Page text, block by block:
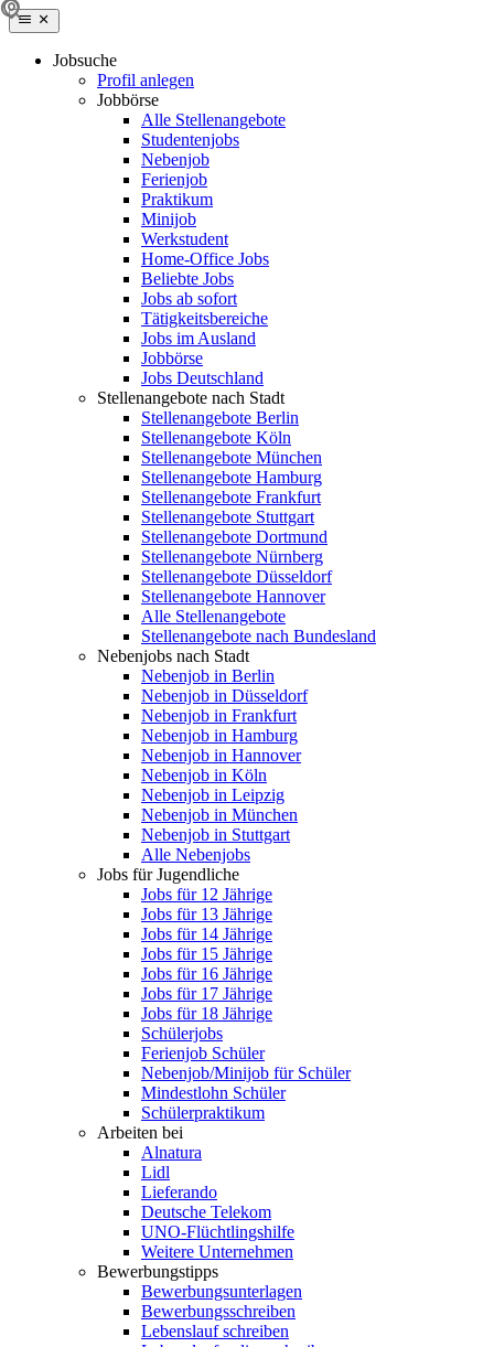
Jobsuche
Profil anlegen
Jobbörse
Alle Stellenangebote
Studentenjobs
Nebenjob
Ferienjob
Praktikum
Minijob
Werkstudent
Home-Office Jobs
Beliebte Jobs
Jobs ab sofort
Tätigkeitsbereiche
Jobs im Ausland
Jobbörse
Jobs Deutschland
Stellenangebote nach Stadt
Stellenangebote Berlin
Stellenangebote Köln
Stellenangebote München
Stellenangebote Hamburg
Stellenangebote Frankfurt
Stellenangebote Stuttgart
Stellenangebote Dortmund
Stellenangebote Nürnberg
Stellenangebote Düsseldorf
Stellenangebote Hannover
Alle Stellenangebote
Stellenangebote nach Bundesland
Nebenjobs nach Stadt
Nebenjob in Berlin
Nebenjob in Düsseldorf
Nebenjob in Frankfurt
Nebenjob in Hamburg
Nebenjob in Hannover
Nebenjob in Köln
Nebenjob in Leipzig
Nebenjob in München
Nebenjob in Stuttgart
Alle Nebenjobs
Jobs für Jugendliche
Jobs für 12 Jährige
Jobs für 13 Jährige
Jobs für 14 Jährige
Jobs für 15 Jährige
Jobs für 16 Jährige
Jobs für 17 Jährige
Jobs für 18 Jährige
Schülerjobs
Ferienjob Schüler
Nebenjob/Minijob für Schüler
Mindestlohn Schüler
Schülerpraktikum
Arbeiten bei
Alnatura
Lidl
Lieferando
Deutsche Telekom
UNO-Flüchtlingshilfe
Weitere Unternehmen
Bewerbungstipps
Bewerbungsunterlagen
Bewerbungsschreiben
Lebenslauf schreiben